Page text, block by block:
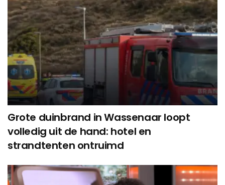
Grote duinbrand in Wassenaar loopt
volledig uit de hand: hotel en
strandtenten ontruimd